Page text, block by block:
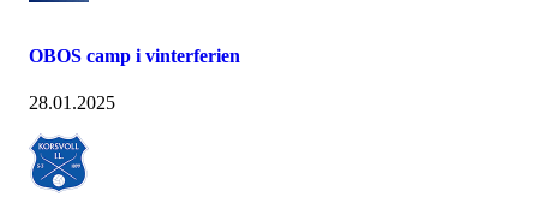
OBOS camp i vinterferien
28.01.2025